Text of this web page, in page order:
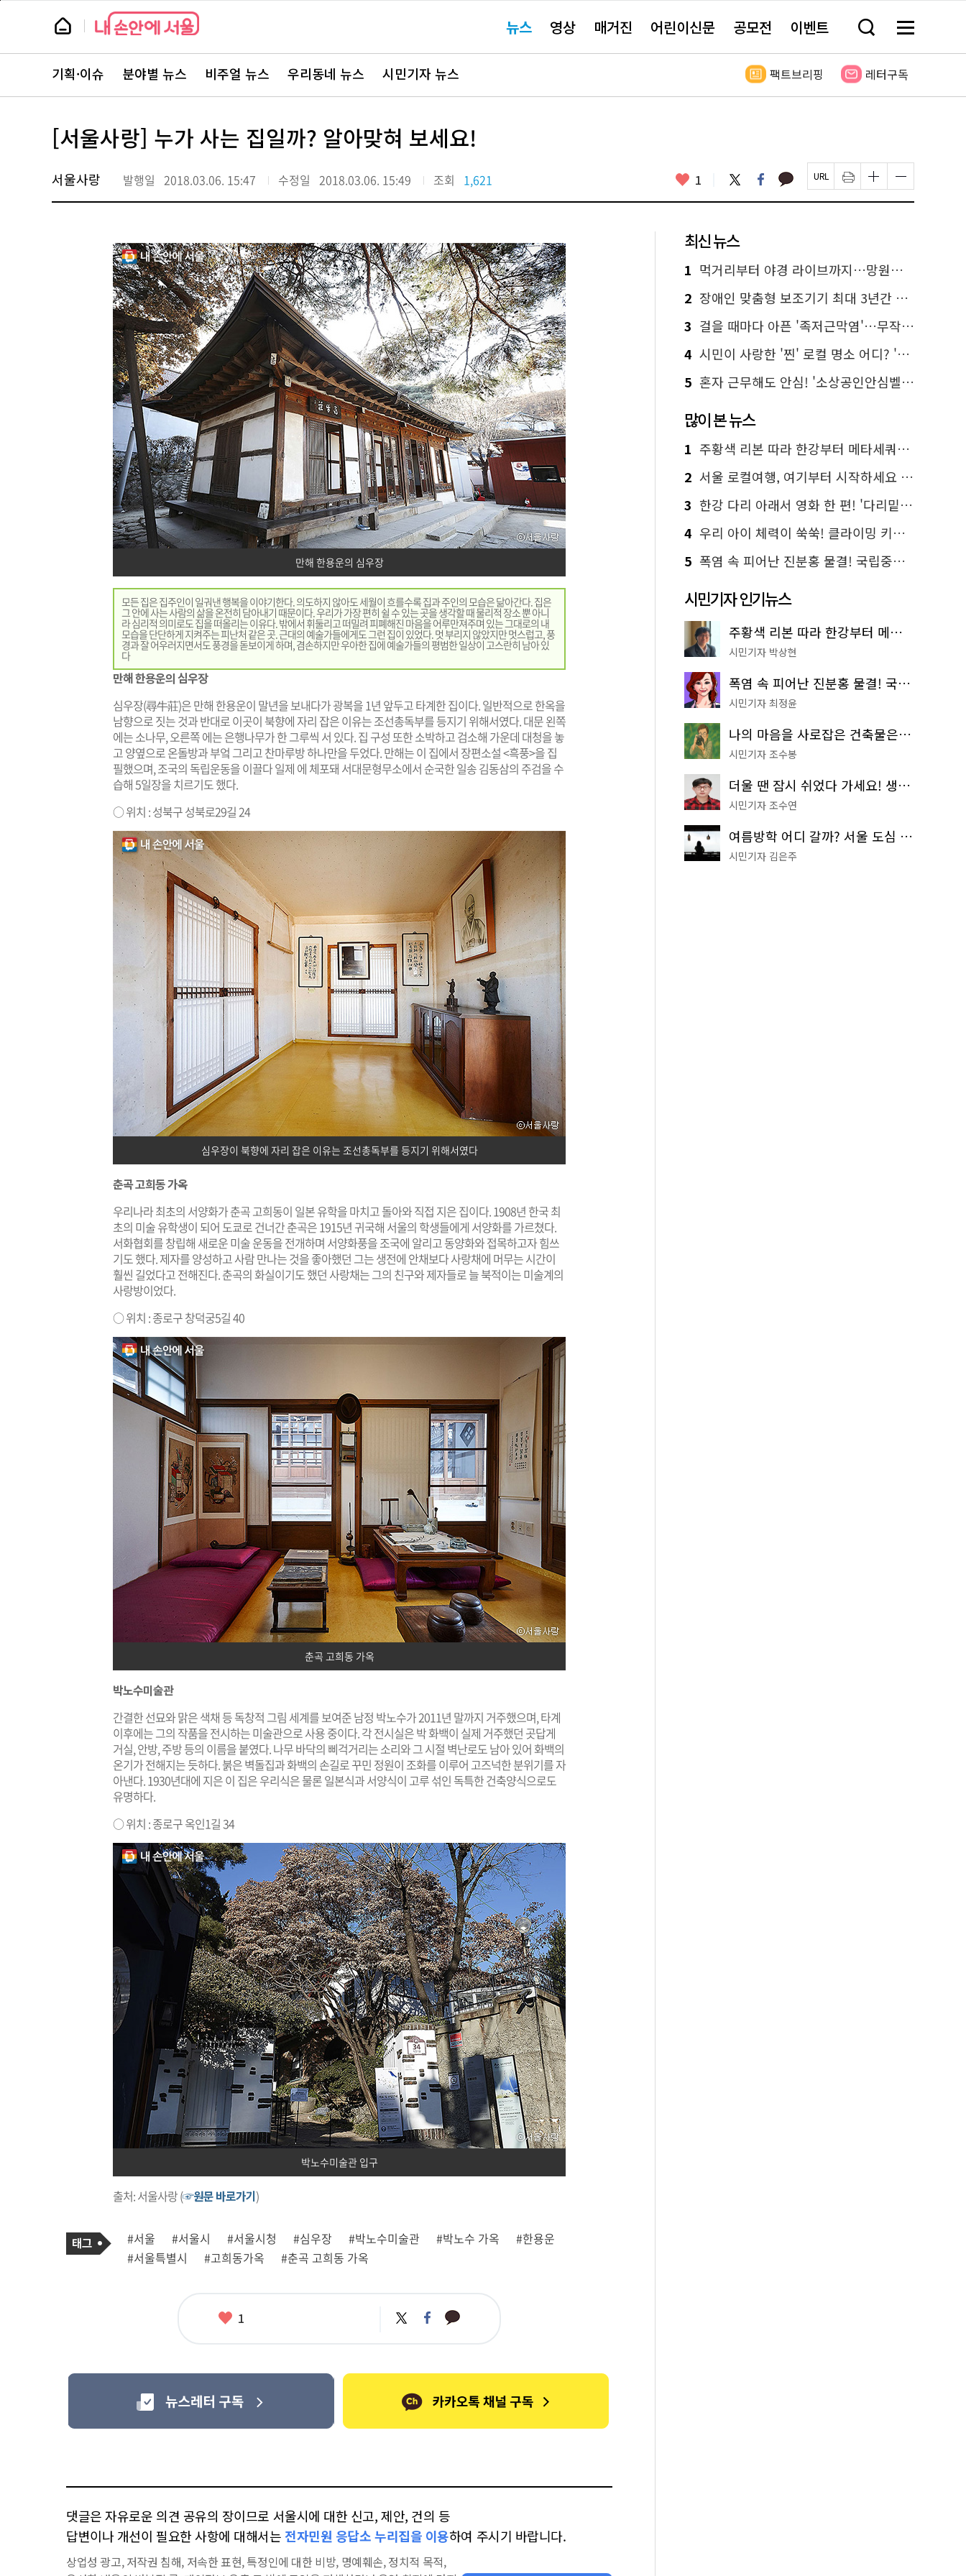
본
뉴
스 요뉴스 영상 매거진 어린이신문 공모전 이벤트 검
창
기
메
전
보
뉴
스
주
서
바
로
기획·이슈 분야별 뉴스 비주얼 뉴스 우리동네 뉴스 시민기자 뉴스 팩트브리핑 레터구독
[서울사랑] 누가 사는 집일까? 알아맞혀 보세요!
서울사랑 발행일 2018.03.06. 15:47 수정일 2018.03.06. 15:49 조회 1,621 좋
요
1 트
위
터
페
이
스
카
카 페
이
지
인
쇄
하
글
자
크
하
기
글
자
크
하
만해 한용운의 심우장
모든 집은 집주인이 일궈낸 행복을 이야기한다. 의도하지 않아도 세월이 흐를수록 집과 주인의 모습은 닮아간다. 집은
그 안에 사는 사람의 삶을 온전히 담아내기 때문이다. 우리가 가장 편히 쉴 수 있는 곳을 생각할 때 물리적 장소 뿐 아니
라 심리적 의미로도 집을 떠올리는 이유다. 밖에서 휘둘리고 떠밀려 피폐해진 마음을 어루만져주며 있는 그대로의 내
모습을 단단하게 지켜주는 피난처 같은 곳. 근대의 예술가들에게도 그런 집이 있었다. 멋 부리지 않았지만 멋스럽고, 풍
경과 잘 어우러지면서도 풍경을 돋보이게 하며, 겸손하지만 우아한 집에 예술가들의 평범한 일상이 고스란히 남아 있
다
만해 한용운의 심우장
심우장(尋牛莊)은 만해 한용운이 말년을 보내다가 광복을 1년 앞두고 타계한 집이다. 일반적으로 한옥을
남향으로 짓는 것과 반대로 이곳이 북향에 자리 잡은 이유는 조선총독부를 등지기 위해서였다. 대문 왼쪽
에는 소나무, 오른쪽 에는 은행나무가 한 그루씩 서 있다. 집 구성 또한 소박하고 검소해 가운데 대청을 놓
고 양옆으로 온돌방과 부엌 그리고 찬마루방 하나만을 두었다. 만해는 이 집에서 장편소설 <흑풍>을 집
필했으며, 조국의 독립운동을 이끌다 일제 에 체포돼 서대문형무소에서 순국한 일송 김동삼의 주검을 수
습해 5일장을 치르기도 했다.
○ 위치 : 성북구 성북로29길 24
심우장이 북향에 자리 잡은 이유는 조선총독부를 등지기 위해서였다
춘곡 고희동 가옥
우리나라 최초의 서양화가 춘곡 고희동이 일본 유학을 마치고 돌아와 직접 지은 집이다. 1908년 한국 최
초의 미술 유학생이 되어 도쿄로 건너간 춘곡은 1915년 귀국해 서울의 학생들에게 서양화를 가르쳤다.
서화협회를 창립해 새로운 미술 운동을 전개하며 서양화풍을 조국에 알리고 동양화와 접목하고자 힘쓰
기도 했다. 제자를 양성하고 사람 만나는 것을 좋아했던 그는 생전에 안채보다 사랑채에 머무는 시간이
훨씬 길었다고 전해진다. 춘곡의 화실이기도 했던 사랑채는 그의 친구와 제자들로 늘 북적이는 미술계의
사랑방이었다.
○ 위치 : 종로구 창덕궁5길 40
춘곡 고희동 가옥
박노수미술관
간결한 선묘와 맑은 색채 등 독창적 그림 세계를 보여준 남정 박노수가 2011년 말까지 거주했으며, 타계
이후에는 그의 작품을 전시하는 미술관으로 사용 중이다. 각 전시실은 박 화백이 실제 거주했던 곳답게
거실, 안방, 주방 등의 이름을 붙였다. 나무 바닥의 삐걱거리는 소리와 그 시절 벽난로도 남아 있어 화백의
온기가 전해지는 듯하다. 붉은 벽돌집과 화백의 손길로 꾸민 정원이 조화를 이루어 고즈넉한 분위기를 자
아낸다. 1930년대에 지은 이 집은 우리식은 물론 일본식과 서양식이 고루 섞인 독특한 건축양식으로도
유명하다.
○ 위치 : 종로구 옥인1길 34
박노수미술관 입구
출처: 서울사랑 (☞원문 바로가기)
사
관
련
태
그
#서울 #서울시 #서울시청 #심우장 #박노수미술관 #박노수 가옥
#한용운
#서울특별시
#고희동가옥 #춘곡 고희동 가옥
좋
1 트
위
페
이
카
카
댓글은 자유로운 의견 공유의 장이므로 서울시에 대한 신고, 제안, 건의 등
답변이나 개선이 필요한 사항에 대해서는 전자민원 응답소 누리집을 이용하여 주시기 바랍니다.
상업성 광고, 저작권 침해, 저속한 표현, 특정인에 대한 비방, 명예훼손, 정치적 목적,
최신 뉴스
1 먹거리부터 야경 라이브까지…망원한강공원 알짜 코스
2 장애인 맞춤형 보조기기 최대 3년간 무상 대여…삶의 질 높인다
3 걸을 때마다 아픈 '족저근막염'…무작정 참지 말고 '이것' 해보세요!
4 시민이 사랑한 '찐' 로컬 명소 어디? '서울에디션25' 추천 코스
5 혼자 근무해도 안심! '소상공인안심벨' 신청하세요
많이 본 뉴스
1 주황색 리본 따라 한강부터 메타세쿼이아 숲길까지…서울둘레길 15코스
2 서울 로컬여행, 여기부터 시작하세요 '서울에디션25'
3 한강 다리 아래서 영화 한 편! '다리밑 영화관' 무료 상영
4 우리 아이 체력이 쑥쑥! 클라이밍 키즈카페·어린이 체력장
5 폭염 속 피어난 진분홍 물결! 국립중앙박물관 배롱나무 명소
시민기자 인기뉴스
주황색 리본 따라 한강부터 메타세쿼이아 숲길까지…서울둘레길 15코스
시민기자 박상현
폭염 속 피어난 진분홍 물결! 국립중앙박물관 배롱나무 명소
시민기자 최정윤
나의 마음을 사로잡은 건축물은? '서울시 건축상' 수상작 공개!
시민기자 조수봉
더울 땐 잠시 쉬었다 가세요! 생수 냉장고부터 해피소·무더위쉼터까지
시민기자 조수연
여름방학 어디 갈까? 서울 도심 무료 실내 여행 코스 추천
시민기자 김은주
페